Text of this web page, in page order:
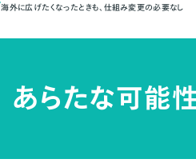
海外に広げたくなったときも、仕組み変更の必要なし
あらたな可能性